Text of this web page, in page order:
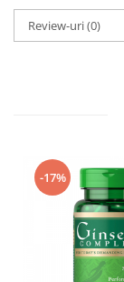
Review-uri(0)
-17%